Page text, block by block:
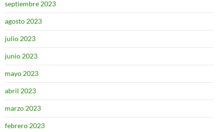
septiembre 2023
agosto 2023
julio 2023
junio 2023
mayo 2023
abril 2023
marzo 2023
febrero 2023